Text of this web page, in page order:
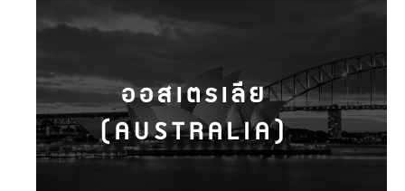
ออสเตรเลีย
(AUSTRALIA)